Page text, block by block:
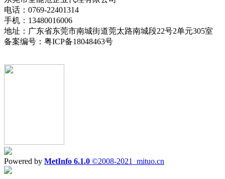
电话：0769-22401314
手机：13480016006
地址：广东省东莞市南城街道莞太路南城段22号2单元305室
备案编号：粤ICP备18048463号
Powered by MetInfo 6.1.0 ©2008-2021 mituo.cn